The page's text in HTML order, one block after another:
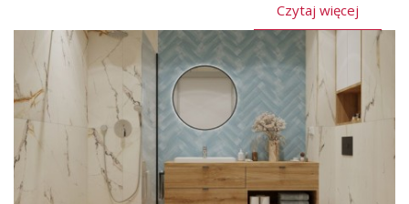
Czytaj więcej